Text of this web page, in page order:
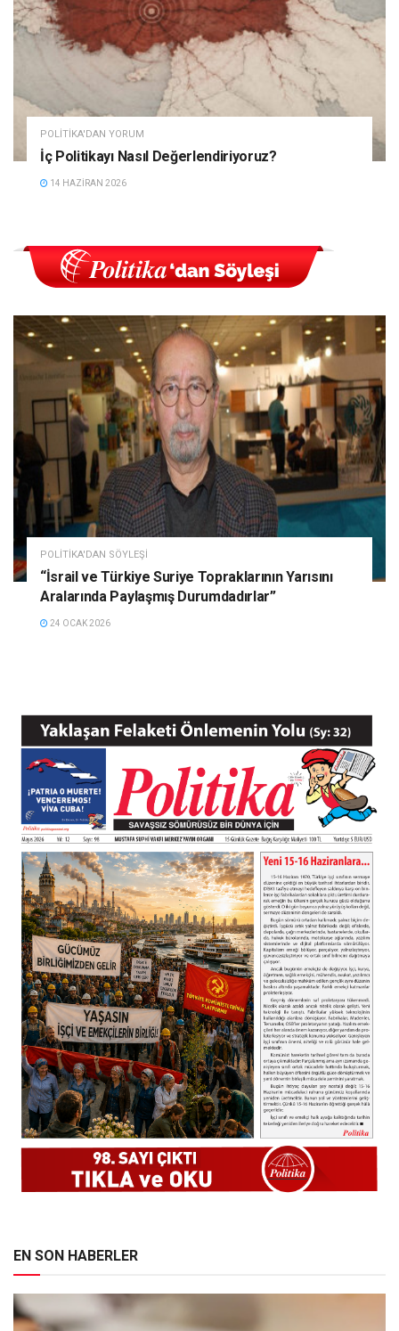
POLITIKA'DAN YORUM
İç Politikayı Nasıl Değerlendiriyoruz?
14 HAZIRAN 2026
POLITIKA'DAN SÖYLEŞI
“İsrail ve Türkiye Suriye Topraklarının Yarısını
Aralarında Paylaşmış Durumdadırlar”
24 OCAK 2026
EN SON HABERLER